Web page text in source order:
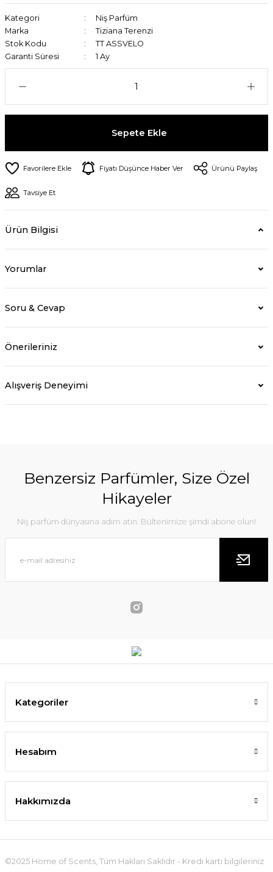
Kategori
Niş Parfüm
Marka
Tiziana Terenzi
Stok Kodu
TT ASSVELO
Garanti Süresi
1 Ay
Sepete Ekle
Fiyatı Düşünce Haber Ver Ürünü Paylaş
Tavsiye Et
Ürün Bilgisi
Yorumlar
Soru & Cevap
Önerileriniz
Alışveriş Deneyimi
Benzersiz Parfümler, Size Özel
Hikayeler
Niş parfüm dünyasına adım atın. Bültenimize şimdi abone olun!
Kategoriler
Hesabım
Hakkımızda
©2025 Home of Scents, Tüm Hakları Saklıdır - Kredi kartı bilgileriniz